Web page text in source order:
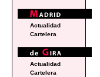
Actualidad
Cartelera
Actualidad
Cartelera